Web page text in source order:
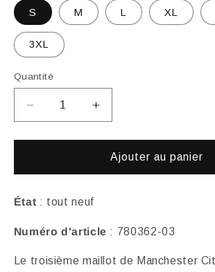
S M L XL
3XL
Quantité
Réduire
la
quantité
Troisième
Manchester
2025-
Augmenter
la
quantité
Troisième
2025-
Ajouter au panier
État : tout neuf
Numéro d'article : 780362-03
Le troisième maillot de Manchester